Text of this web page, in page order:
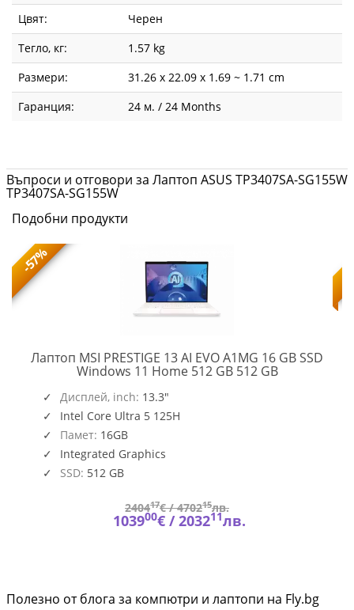
Цвят:
Черен
Тегло, кг:
1.57 kg
Размери:
31.26 x 22.09 x 1.69 ~ 1.71 cm
Гаранция:
24 м. / 24 Months
Въпроси и отговори за Лаптоп ASUS TP3407SA-SG155W
TP3407SA-SG155W
Подобни продукти
-57%
Лаптоп MSI PRESTIGE 13 AI EVO A1MG 16 GB SSD
Windows 11 Home 512 GB 512 GBPRESTIGE
Дисплей, inch: 13.3"
Intel Core Ultra 5 125H
Памет: 16GB
Integrated Graphics
SSD: 512 GB
240417€ /470215лв.
103900€ /203211лв.
Полезно от блога за компютри и лаптопи на Fly.bg